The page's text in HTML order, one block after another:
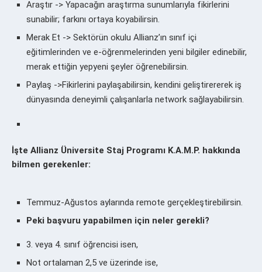
Araştır -> Yapacağın araştırma sunumlarıyla fikirlerini
sunabilir; farkını ortaya koyabilirsin.
Merak Et -> Sektörün okulu Allianz’ın sınıf içi
eğitimlerinden ve e-öğrenmelerinden yeni bilgiler edinebilir,
merak ettiğin yepyeni şeyler öğrenebilirsin.
Paylaş ->Fikirlerini paylaşabilirsin, kendini geliştirererek iş
dünyasında deneyimli çalışanlarla network sağlayabilirsin.
İşte Allianz Üniversite Staj Programı K.A.M.P. hakkında
bilmen gerekenler:
Temmuz-Ağustos aylarında remote gerçekleştirebilirsin.
Peki başvuru yapabilmen için neler gerekli?
3. veya 4. sınıf öğrencisi isen,
Not ortalaman 2,5 ve üzerinde ise,